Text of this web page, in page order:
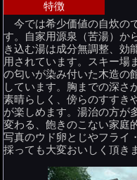
特徴
今では希少価値の自炊の
す。自家用源泉（苦湯）か
き込む湯は成分無調整、効
用されています。スキー場
の匂いが染み付いた木造の
しています。胸までの深さ
素晴らしく、傍らのすすき
が楽しめます。湯治の方が
変わる、飽きのこない家庭
写真のウド卵とじやフライ
採っても大変おいしく頂き